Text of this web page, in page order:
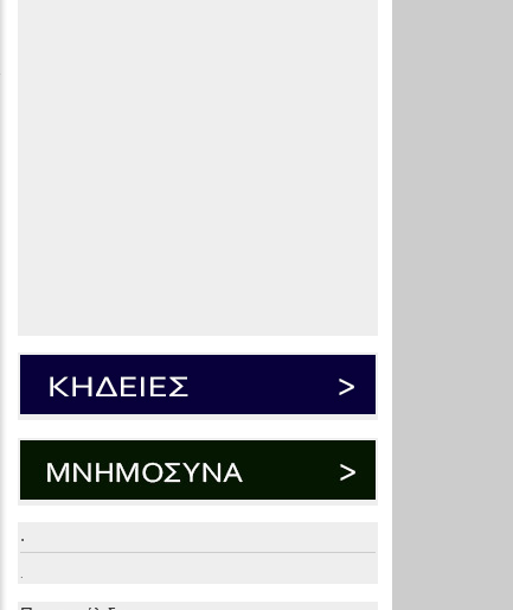
.
.